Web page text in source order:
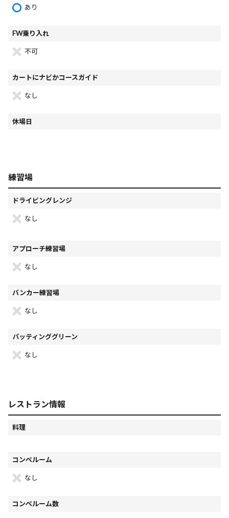
あり
FW乗り入れ
不可
カートにナビかコースガイド
なし
休場日
練習場
ドライビングレンジ
なし
アプローチ練習場
なし
バンカー練習場
なし
パッティンググリーン
なし
レストラン情報
料理
コンペルーム
なし
コンペルーム数